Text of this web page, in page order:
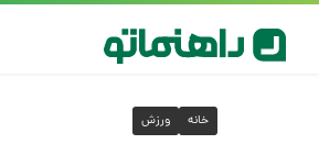
خانه ورزش